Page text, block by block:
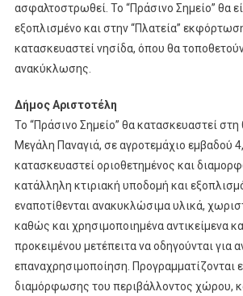
ασφαλτοστρωθεί. Το “Πράσινο Σημείο” θα
εξοπλισμένο και στην “Πλατεία”
κατασκευαστεί νησίδα, όπου θα
ανακύκλωσης.
Δήμος Αριστοτέλη
Το “Πράσινο Σημείο” θα κατασκευαστεί στη
Μεγάλη Παναγιά, σε αγροτεμάχιο εμβαδού
κατασκευαστεί οριοθετημένος και
κατάλληλη κτιριακή υποδομή και
εναποτίθενται ανακυκλώσιμα υλικά,
καθώς και χρησιμοποιημένα αντικείμενα
προκειμένου μετέπειτα να οδηγούνται για
επαναχρησιμοποίηση. Προγραμματίζονται
διαμόρφωσης του περιβάλλοντος χώρου,